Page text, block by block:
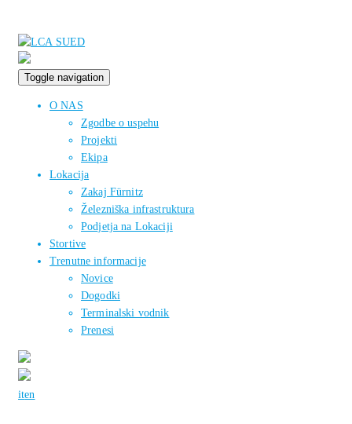
Toggle navigation
O NAS
Zgodbe o uspehu
Projekti
Ekipa
Lokacija
Zakaj Fürnitz
Železniška infrastruktura
Podjetja na Lokaciji
Stortive
Trenutne informacije
Novice
Dogodki
Terminalski vodnik
Prenesi
iten